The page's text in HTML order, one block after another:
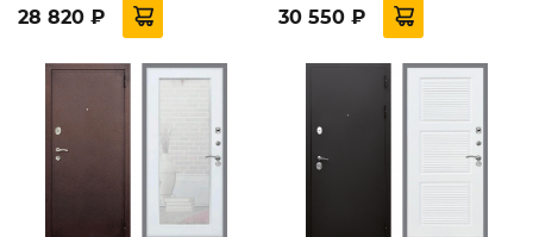
28 820 ₽ 30 550 ₽